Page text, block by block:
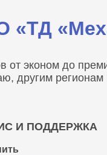
«ТД
эконом до
другим
И ПОДДЕРЖКА